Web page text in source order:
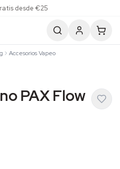
desde €25
Accesorios Vapeo
PAX Flow